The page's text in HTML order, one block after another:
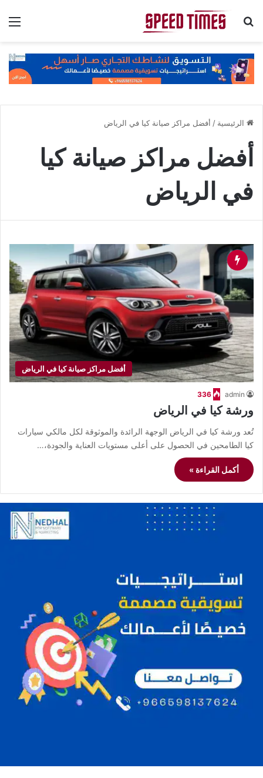
بحث عن
الرئيسية / أفضل مراكز صيانة كيا في الرياض
أفضل مراكز صيانة كيا
في الرياض
أفضل مراكز صيانة كيا في الرياض
admin
336
ورشة كيا في الرياض
تُعد ورشة كيا في الرياض الوجهة الرائدة والموثوقة لكل مالكي سيارات
كيا الطامحين في الحصول على أعلى مستويات العناية والجودة،…
أكمل القراءة »